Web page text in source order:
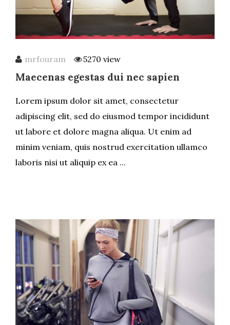
mrfouram 5270 view
Maecenas egestas dui nec sapien
Lorem ipsum dolor sit amet, consectetur
adipiscing elit, sed do eiusmod tempor incididunt
ut labore et dolore magna aliqua. Ut enim ad
minim veniam, quis nostrud exercitation ullamco
laboris nisi ut aliquip ex ea ...